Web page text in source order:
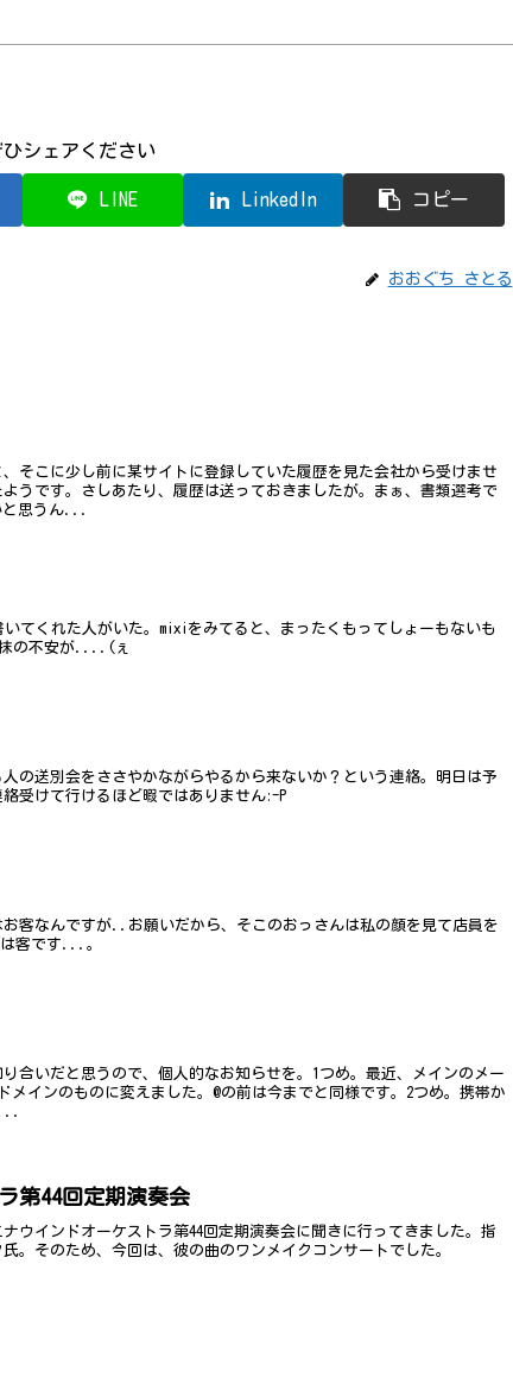
シェアください
LINE LinkedIn コピー
おおぐち さとる
そこに少し前に某サイトに登録していた履歴を見た会社から受けませ
うです。さしあたり、履歴は送っておきましたが。まぁ、書類選考で
と思うん...
いてくれた人がいた。mixiをみてると、まったくもってしょーもないも
の不安が....(ぇ
の送別会をささやかながらやるから来ないか？という連絡。明日は予
受けて行けるほど暇ではありません:-P
客なんですが..お願いだから、そこのおっさんは私の顔を見て店員を
客です...。
合いだと思うので、個人的なお知らせを。1つめ。最近、メインのメー
メインのものに変えました。@の前は今までと同様です。2つめ。携帯か
...
第44回定期演奏会
ウインドオーケストラ第44回定期演奏会に聞きに行ってきました。指
。そのため、今回は、彼の曲のワンメイクコンサートでした。